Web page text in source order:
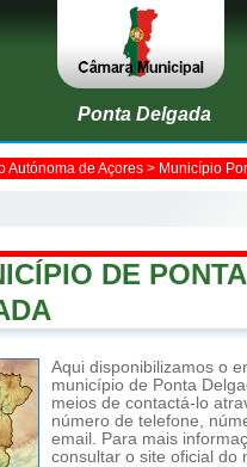
Ponta Delgada
Autónoma de Açores > Município
DE PONTA
Aqui disponibilizamos o
município de Ponta
meios de contactá-lo
número de telefone,
email. Para mais
consultar o site oficial do